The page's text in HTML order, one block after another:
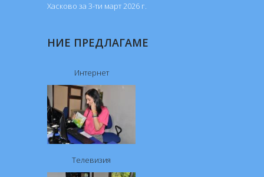
Хасково за 3-ти март 2026 г.
НИЕ ПРЕДЛАГАМЕ
Интернет
Телевизия